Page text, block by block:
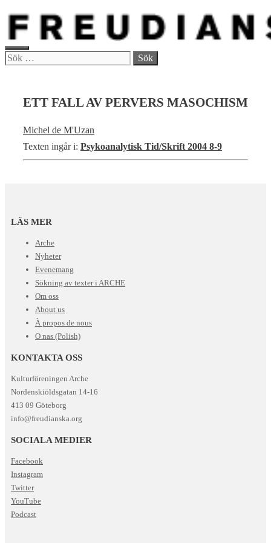
Hoppa
innehåll
MENY
Sök
ETT FALL AV PERVERS MASOCHISM
Michel de M'Uzan
Texten ingår i: Psykoanalytisk Tid/Skrift 2004 8-9
LÄS MER
Arche
Nyheter
Evenemang
Sökning av texter i ARCHE
Om oss
About us
À propos de nous
O nas (Polish)
KONTAKTA OSS
Kulturföreningen Arche
Nordenskiöldsgatan 14-16
413 09 Göteborg
info@freudianska.org
SOCIALA MEDIER
Facebook
Instagram
Twitter
YouTube
Podcast